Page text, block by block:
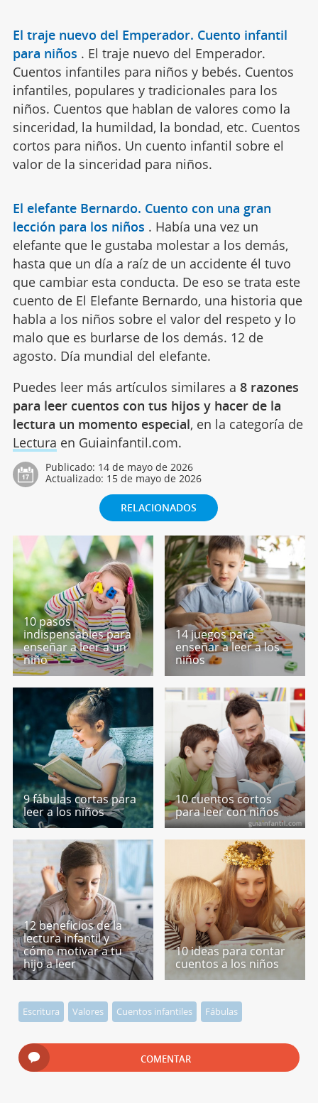
El traje nuevo del Emperador. Cuento infantil
para niños . El traje nuevo del Emperador.
Cuentos infantiles para niños y bebés. Cuentos
infantiles, populares y tradicionales para los
niños. Cuentos que hablan de valores como la
sinceridad, la humildad, la bondad, etc. Cuentos
cortos para niños. Un cuento infantil sobre el
valor de la sinceridad para niños.
El elefante Bernardo. Cuento con una gran
lección para los niños . Había una vez un
elefante que le gustaba molestar a los demás,
hasta que un día a raíz de un accidente él tuvo
que cambiar esta conducta. De eso se trata este
cuento de El Elefante Bernardo, una historia que
habla a los niños sobre el valor del respeto y lo
malo que es burlarse de los demás. 12 de
agosto. Día mundial del elefante.
Puedes leer más artículos similares a 8 razones
para leer cuentos con tus hijos y hacer de la
lectura un momento especial, en la categoría de
Lectura en Guiainfantil.com.
Publicado: 14 de mayo de 2026
Actualizado: 15 de mayo de 2026
RELACIONADOS
10 pasos
indispensables para
enseñar a leer a un
niño
14 juegos para
enseñar a leer a los
niños
9 fábulas cortas para
leer a los niños
10 cuentos cortos
para leer con niños
12 beneficios de la
lectura infantil y
cómo motivar a tu
hijo a leer
10 ideas para contar
cuentos a los niños
Escritura Valores Cuentos infantiles Fábulas
COMENTAR